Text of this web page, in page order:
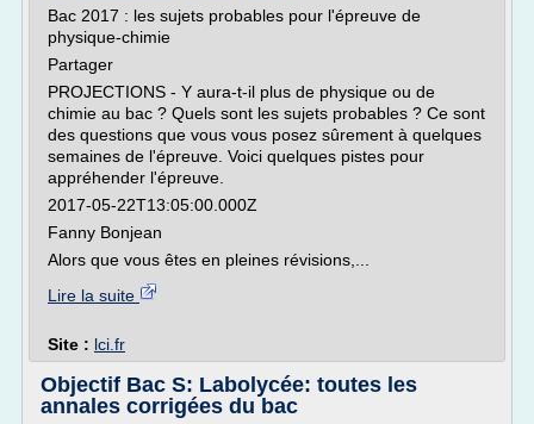
Bac 2017 : les sujets probables pour l'épreuve de
physique-chimie
Partager
PROJECTIONS - Y aura-t-il plus de physique ou de
chimie au bac ? Quels sont les sujets probables ? Ce sont
des questions que vous vous posez sûrement à quelques
semaines de l'épreuve. Voici quelques pistes pour
appréhender l'épreuve.
2017-05-22T13:05:00.000Z
Fanny Bonjean
Alors que vous êtes en pleines révisions,...
Lire la suite
Site : lci.fr
Objectif Bac S: Labolycée: toutes les
annales corrigées du bac